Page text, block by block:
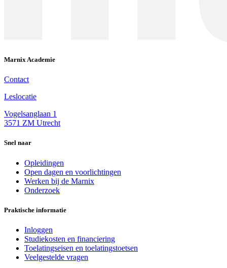
Marnix Academie
Contact
Leslocatie
Vogelsanglaan 1
3571 ZM Utrecht
Snel naar
Opleidingen
Open dagen en voorlichtingen
Werken bij de Marnix
Onderzoek
Praktische informatie
Inloggen
Studiekosten en financiering
Toelatingseisen en toelatingstoetsen
Veelgestelde vragen